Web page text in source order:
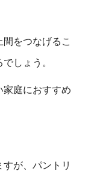
をつなげるこ
しょう。
家庭におすすめ
が、パントリ